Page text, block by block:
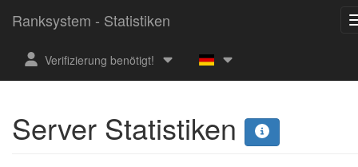
Ranksystem - Statistiken
Verifizierung benötigt!
Server Statistiken